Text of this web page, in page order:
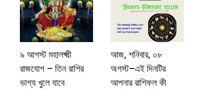
৯ আগস্ট মহালক্ষ্মী
রাজযোগ – তিন রাশির
ভাগ্য খুলে যাবে
আজ, শনিবার, ০৮
অগস্ট–এই দিনটির
আপনার রাশিফল কী